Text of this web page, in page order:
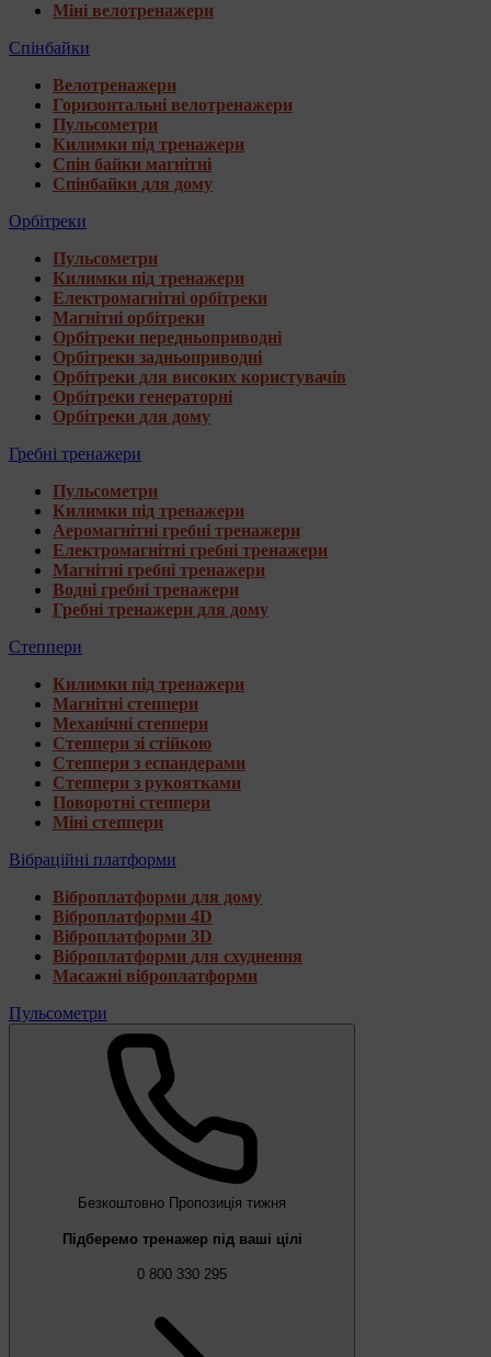
Міні велотренажери
Спінбайки
Велотренажери
Горизонтальні велотренажери
Пульсометри
Килимки під тренажери
Спін байки магнітні
Спінбайки для дому
Орбітреки
Пульсометри
Килимки під тренажери
Електромагнітні орбітреки
Магнітні орбітреки
Орбітреки передньоприводні
Орбітреки задньоприводні
Орбітреки для високих користувачів
Орбітреки генераторні
Орбітреки для дому
Гребні тренажери
Пульсометри
Килимки під тренажери
Аеромагнітні гребні тренажери
Електромагнітні гребні тренажери
Магнітні гребні тренажери
Водні гребні тренажери
Гребні тренажери для дому
Степпери
Килимки під тренажери
Магнітні степпери
Механічні степпери
Степпери зі стійкою
Степпери з еспандерами
Степпери з рукоятками
Поворотні степпери
Міні степпери
Вібраційні платформи
Віброплатформи для дому
Віброплатформи 4D
Віброплатформи 3D
Віброплатформи для схуднення
Масажні віброплатформи
Пульсометри
Безкоштовно Пропозиція тижня
Підберемо тренажер під ваші цілі
0 800 330 295